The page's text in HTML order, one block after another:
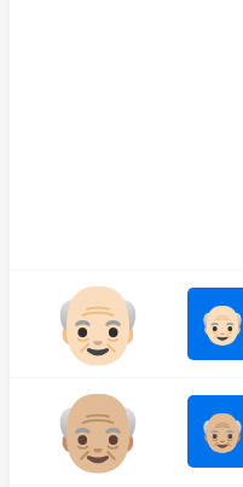
👴🏻 👴🏻
👴🏼 👴🏼